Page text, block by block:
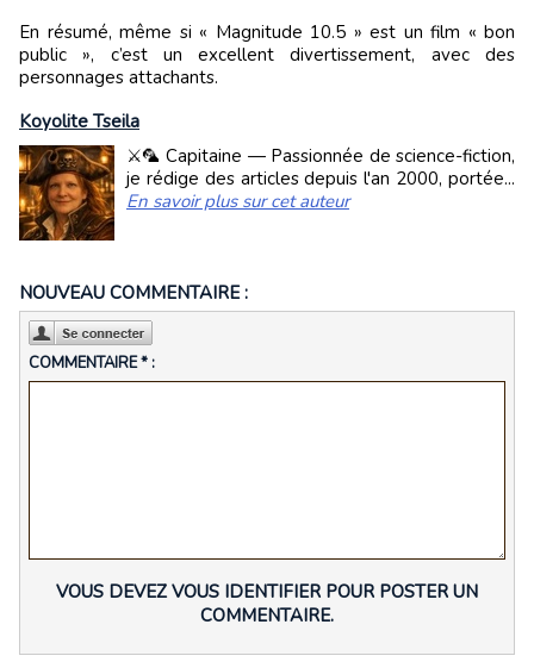
En résumé, même si « Magnitude 10.5 » est un film « bon
public », c’est un excellent divertissement, avec des
personnages attachants.
Koyolite Tseila
⚔️🦜 Capitaine — Passionnée de science-fiction,
je rédige des articles depuis l'an 2000, portée...
En savoir plus sur cet auteur
NOUVEAU COMMENTAIRE :
COMMENTAIRE * :
VOUS DEVEZ VOUS IDENTIFIER POUR POSTER UN
COMMENTAIRE.